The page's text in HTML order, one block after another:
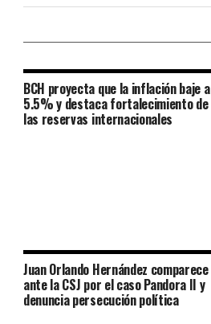
BCH proyecta que la inflación baje a
5.5% y destaca fortalecimiento de
las reservas internacionales
Juan Orlando Hernández comparece
ante la CSJ por el caso Pandora II y
denuncia persecución política